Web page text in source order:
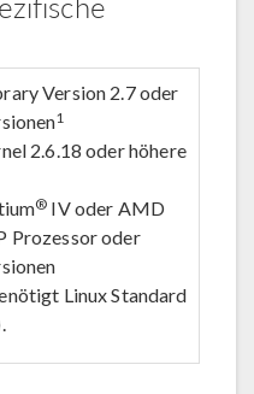
Version 2.7 oder
1
2.6.18 oder höhere
® IV oder AMD
Prozessor oder
Linux Standard